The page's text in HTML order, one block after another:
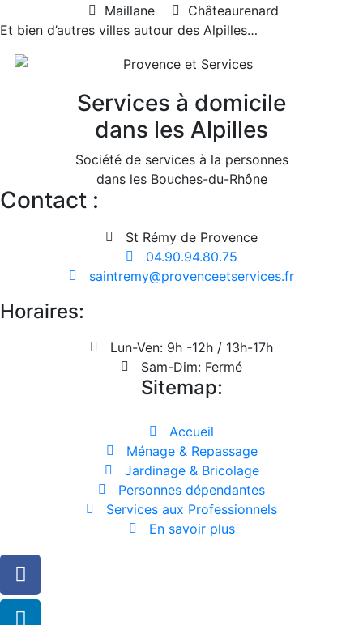
Maillane
Châteaurenard
Et bien d’autres villes autour des Alpilles…
Services à domicile
dans les Alpilles
Société de services à la personnes
dans les Bouches-du-Rhône
Contact :
St Rémy de Provence
04.90.94.80.75
saintremy@provenceetservices.fr
Horaires:
Lun-Ven: 9h -12h / 13h-17h
Sam-Dim: Fermé
Sitemap:
Accueil
Ménage & Repassage
Jardinage & Bricolage
Personnes dépendantes
Services aux Professionnels
En savoir plus